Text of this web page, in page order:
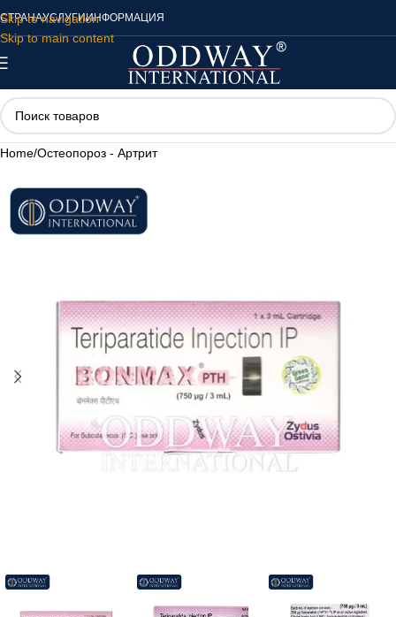
Skip to navigation
Skip to main content
СТРАНАУСЛУГИИНФОРМАЦИЯ
Home/Остеопороз - Артрит